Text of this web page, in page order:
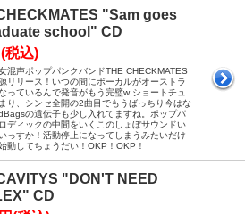
"Sam goes
school" CD
税込)
混声ポップパンクバンドTHE CHECKMATES
リリース！いつの間にボーカルがオーストラ
っているんで発音がもう完璧w ショートチュ
り、シンセ全開の2曲目でもうばっちり今はな
の遺伝子も少し入れてますね。ポップパ
ディックの中間をいくこのしょぼサウンドい
っすか！活動停止になってしまうみたいだけ
動してちょうだい！OKP！OKP！
"DON'T NEED
CD